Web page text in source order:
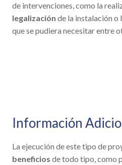
de intervenciones, como la
legalización de la instalación o
que se pudiera necesitar entre
Información
La ejecución de este tipo de
beneficios de todo tipo, como